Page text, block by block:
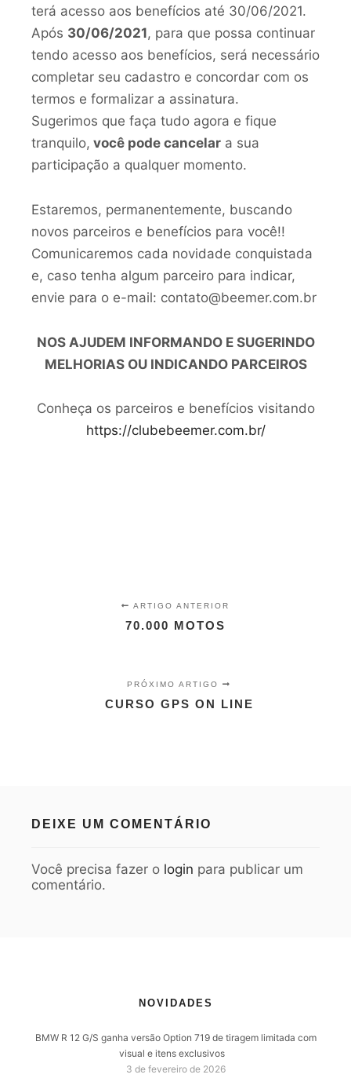
terá acesso aos benefícios até 30/06/2021.
Após 30/06/2021, para que possa continuar
tendo acesso aos benefícios, será necessário
completar seu cadastro e concordar com os
termos e formalizar a assinatura.
Sugerimos que faça tudo agora e fique
tranquilo, você pode cancelar a sua
participação a qualquer momento.
Estaremos, permanentemente, buscando
novos parceiros e benefícios para você!!
Comunicaremos cada novidade conquistada
e, caso tenha algum parceiro para indicar,
envie para o e-mail: contato@beemer.com.br
NOS AJUDEM INFORMANDO E SUGERINDO
MELHORIAS OU INDICANDO PARCEIROS
Conheça os parceiros e benefícios visitando
https://clubebeemer.com.br/
ARTIGO ANTERIOR
70.000 MOTOS
PRÓXIMO ARTIGO
CURSO GPS ON LINE
DEIXE UM COMENTÁRIO
Você precisa fazer o login para publicar um
comentário.
NOVIDADES
BMW R 12 G/S ganha versão Option 719 de tiragem limitada com
visual e itens exclusivos
3 de fevereiro de 2026